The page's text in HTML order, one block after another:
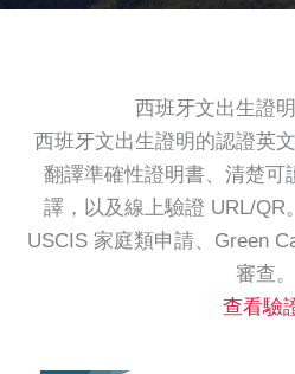
西班牙文出生證
西班牙文出生證明的認證英
翻譯準確性證明書、清楚可
譯，以及線上驗證 URL/QR
USCIS 家庭類申請、Green
審查。
查看驗